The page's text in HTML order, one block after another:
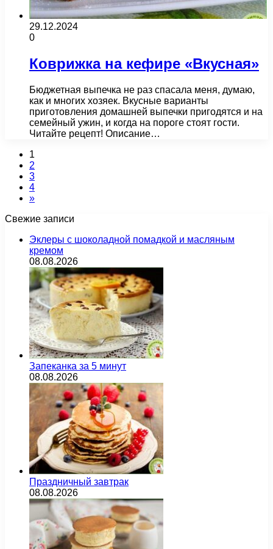
29.12.2024
0
Коврижка на кефире «Вкусная»
Бюджетная выпечка не раз спасала меня, думаю,
как и многих хозяек. Вкусные варианты
приготовления домашней выпечки пригодятся и на
семейный ужин, и когда на пороге стоят гости.
Читайте рецепт! Описание…
1
2
3
4
»
Свежие записи
Эклеры с шоколадной помадкой и масляным
кремом
08.08.2026
Запеканка за 5 минут
08.08.2026
Праздничный завтрак
08.08.2026